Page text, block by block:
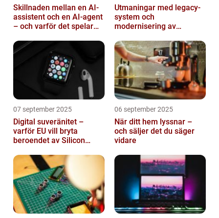
Skillnaden mellan en AI-
assistent och en AI-agent
– och varför det spelar
Utmaningar med legacy-
system och
modernisering av
07 september 2025
Digital suveränitet –
varför EU vill bryta
beroendet av Silicon
06 september 2025
När ditt hem lyssnar –
och säljer det du säger
vidare